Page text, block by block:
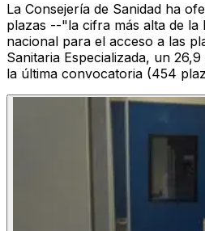
La Consejería de Sanidad ha
plazas --"la cifra más alta de
nacional para el acceso a las
Sanitaria Especializada, un
la última convocatoria (454